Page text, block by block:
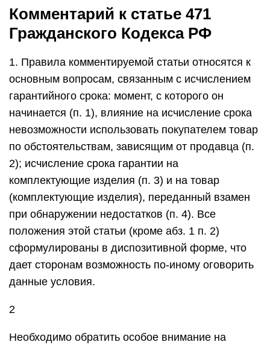
Комментарий к статье 471
Гражданского Кодекса РФ
1. Правила комментируемой статьи относятся к
основным вопросам, связанным с исчислением
гарантийного срока: момент, с которого он
начинается (п. 1), влияние на исчисление срока
невозможности использовать покупателем товар
по обстоятельствам, зависящим от продавца (п.
2); исчисление срока гарантии на
комплектующие изделия (п. 3) и на товар
(комплектующие изделия), переданный взамен
при обнаружении недостатков (п. 4). Все
положения этой статьи (кроме абз. 1 п. 2)
сформулированы в диспозитивной форме, что
дает сторонам возможность по-иному оговорить
данные условия.
2
Необходимо обратить особое внимание на